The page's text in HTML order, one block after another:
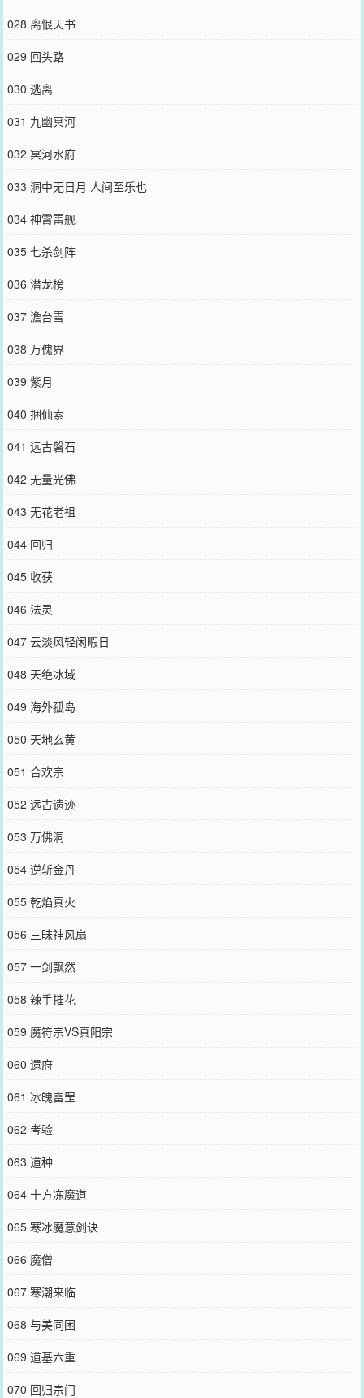
028 离恨天书
029 回头路
030 逃离
031 九幽冥河
032 冥河水府
033 洞中无日月 人间至乐也
034 神霄雷舰
035 七杀剑阵
036 潜龙榜
037 澹台雪
038 万傀界
039 紫月
040 捆仙索
041 远古磐石
042 无量光佛
043 无花老祖
044 回归
045 收获
046 法灵
047 云淡风轻闲暇日
048 天绝冰域
049 海外孤岛
050 天地玄黄
051 合欢宗
052 远古遗迹
053 万佛洞
054 逆斩金丹
055 乾焰真火
056 三昧神风扇
057 一剑飘然
058 辣手摧花
059 魔符宗VS真阳宗
060 遗府
061 冰魄雷罡
062 考验
063 道种
064 十方冻魔道
065 寒冰魔意剑诀
066 魔僧
067 寒潮来临
068 与美同困
069 道基六重
070 回归宗门